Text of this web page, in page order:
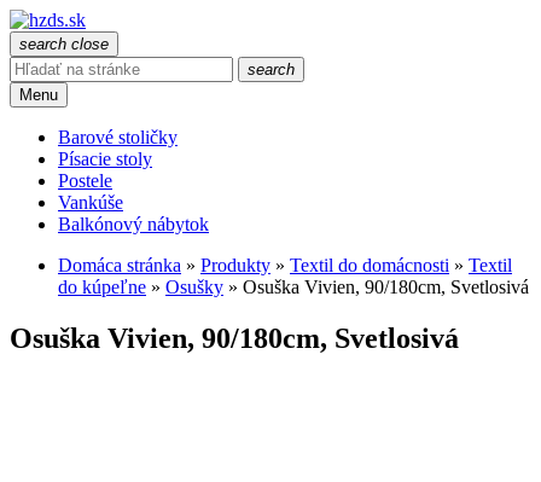
search close
search
Menu
Barové stoličky
Písacie stoly
Postele
Vankúše
Balkónový nábytok
Domáca stránka » Produkty » Textil do domácnosti » Textil
do kúpeľne » Osušky » Osuška Vivien, 90/180cm, Svetlosivá
Osuška Vivien, 90/180cm, Svetlosivá